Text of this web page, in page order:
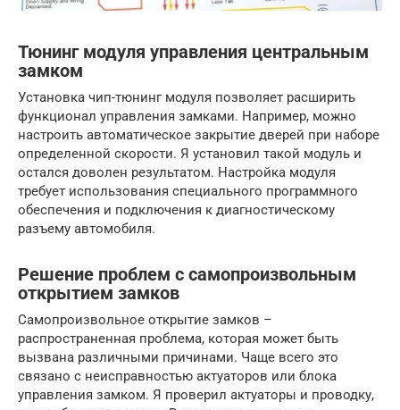
Тюнинг модуля управления центральным
замком
Установка чип-тюнинг модуля позволяет расширить
функционал управления замками. Например, можно
настроить автоматическое закрытие дверей при наборе
определенной скорости. Я установил такой модуль и
остался доволен результатом. Настройка модуля
требует использования специального программного
обеспечения и подключения к диагностическому
разъему автомобиля.
Решение проблем с самопроизвольным
открытием замков
Самопроизвольное открытие замков –
распространенная проблема, которая может быть
вызвана различными причинами. Чаще всего это
связано с неисправностью актуаторов или блока
управления замком. Я проверил актуаторы и проводку,